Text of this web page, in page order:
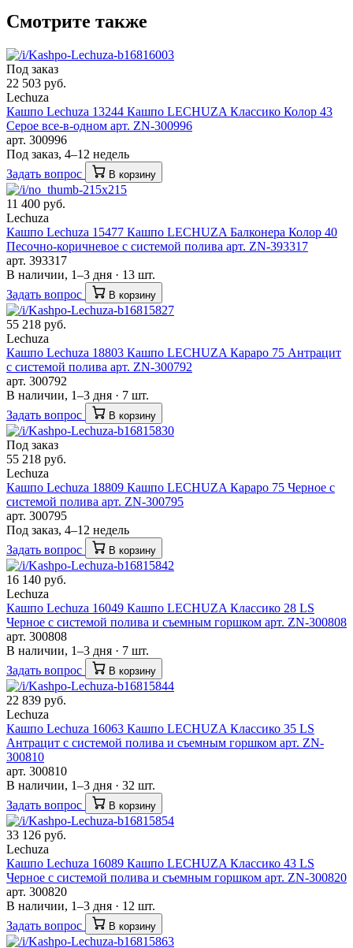
Смотрите также
Под заказ
22 503 руб.
Lechuza
Кашпо Lechuza 13244 Кашпо LECHUZA Классико Колор 43
Серое все-в-одном арт. ZN-300996
арт. 300996
Под заказ, 4–12 недель
Задать вопрос
В корзину
11 400 руб.
Lechuza
Кашпо Lechuza 15477 Кашпо LECHUZA Балконера Колор 40
Песочно-коричневое с системой полива арт. ZN-393317
арт. 393317
В наличии, 1–3 дня · 13 шт.
Задать вопрос
В корзину
55 218 руб.
Lechuza
Кашпо Lechuza 18803 Кашпо LECHUZA Караро 75 Антрацит
с системой полива арт. ZN-300792
арт. 300792
В наличии, 1–3 дня · 7 шт.
Задать вопрос
В корзину
Под заказ
55 218 руб.
Lechuza
Кашпо Lechuza 18809 Кашпо LECHUZA Караро 75 Черное с
системой полива арт. ZN-300795
арт. 300795
Под заказ, 4–12 недель
Задать вопрос
В корзину
16 140 руб.
Lechuza
Кашпо Lechuza 16049 Кашпо LECHUZA Классико 28 LS
Черное с системой полива и съемным горшком арт. ZN-300808
арт. 300808
В наличии, 1–3 дня · 7 шт.
Задать вопрос
В корзину
22 839 руб.
Lechuza
Кашпо Lechuza 16063 Кашпо LECHUZA Классико 35 LS
Антрацит с системой полива и съемным горшком арт. ZN-
300810
арт. 300810
В наличии, 1–3 дня · 32 шт.
Задать вопрос
В корзину
33 126 руб.
Lechuza
Кашпо Lechuza 16089 Кашпо LECHUZA Классико 43 LS
Черное с системой полива и съемным горшком арт. ZN-300820
арт. 300820
В наличии, 1–3 дня · 12 шт.
Задать вопрос
В корзину